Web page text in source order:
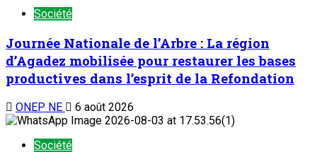
Société
Journée Nationale de l’Arbre : La région
d’Agadez mobilisée pour restaurer les bases
productives dans l’esprit de la Refondation
ONEP NE 6 août 2026
Société